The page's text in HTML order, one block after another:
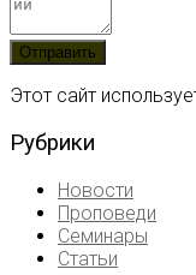
Этот сайт
Рубрики
Новости
Проповеди
Семинары
Статьи